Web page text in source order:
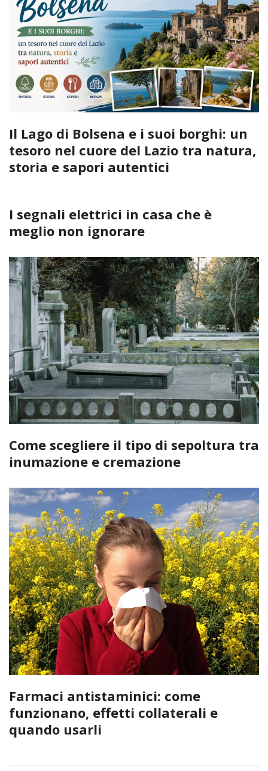
Il Lago di Bolsena e i suoi borghi: un
tesoro nel cuore del Lazio tra natura,
storia e sapori autentici
I segnali elettrici in casa che è
meglio non ignorare
Come scegliere il tipo di sepoltura tra
inumazione e cremazione
Farmaci antistaminici: come
funzionano, effetti collaterali e
quando usarli